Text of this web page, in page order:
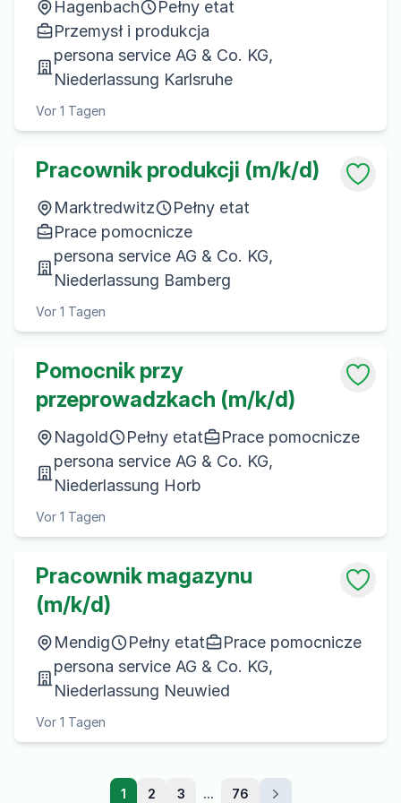
Hagenbach
Pełny etat
Przemysł i produkcja
persona service AG & Co. KG,
Niederlassung Karlsruhe
Vor 1 Tagen
Pracownik produkcji (m/k/d)
Marktredwitz
Pełny etat
Prace pomocnicze
persona service AG & Co. KG,
Niederlassung Bamberg
Vor 1 Tagen
Pomocnik przy
przeprowadzkach (m/k/d)
Nagold Pełny etat
Prace pomocnicze
persona service AG & Co. KG,
Niederlassung Horb
Vor 1 Tagen
Pracownik magazynu
(m/k/d)
Mendig Pełny etat
Prace pomocnicze
persona service AG & Co. KG,
Niederlassung Neuwied
Vor 1 Tagen
1 2 3 ... 76